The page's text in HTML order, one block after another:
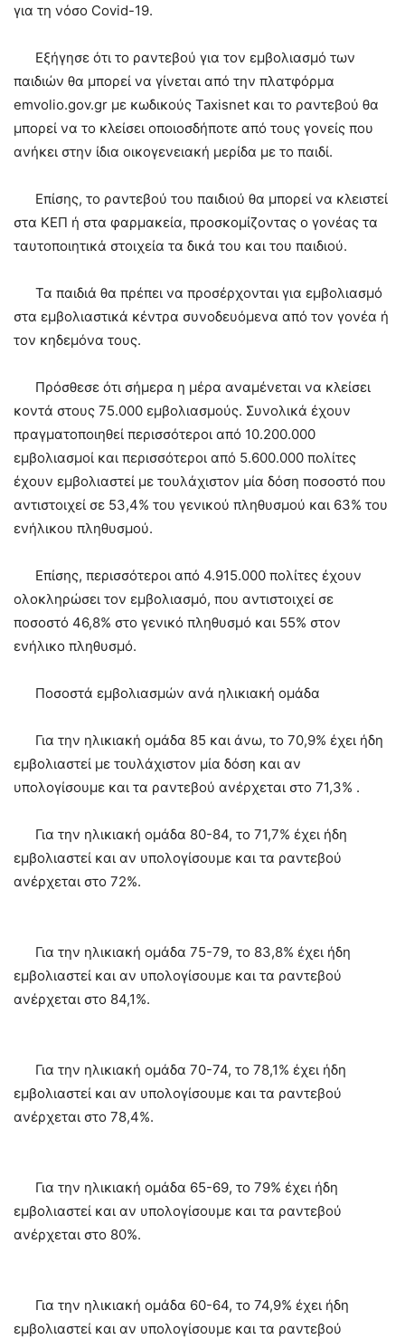
για τη νόσο Covid-19.
Εξήγησε ότι το ραντεβού για τον εμβολιασμό των
παιδιών θα μπορεί να γίνεται από την πλατφόρμα
emvolio.gov.gr με κωδικούς Taxisnet και το ραντεβού θα
μπορεί να το κλείσει οποιοσδήποτε από τους γονείς που
ανήκει στην ίδια οικογενειακή μερίδα με το παιδί.
Επίσης, το ραντεβού του παιδιού θα μπορεί να κλειστεί
στα ΚΕΠ ή στα φαρμακεία, προσκομίζοντας ο γονέας τα
ταυτοποιητικά στοιχεία τα δικά του και του παιδιού.
Τα παιδιά θα πρέπει να προσέρχονται για εμβολιασμό
στα εμβολιαστικά κέντρα συνοδευόμενα από τον γονέα ή
τον κηδεμόνα τους.
Πρόσθεσε ότι σήμερα η μέρα αναμένεται να κλείσει
κοντά στους 75.000 εμβολιασμούς. Συνολικά έχουν
πραγματοποιηθεί περισσότεροι από 10.200.000
εμβολιασμοί και περισσότεροι από 5.600.000 πολίτες
έχουν εμβολιαστεί με τουλάχιστον μία δόση ποσοστό που
αντιστοιχεί σε 53,4% του γενικού πληθυσμού και 63% του
ενήλικου πληθυσμού.
Επίσης, περισσότεροι από 4.915.000 πολίτες έχουν
ολοκληρώσει τον εμβολιασμό, που αντιστοιχεί σε
ποσοστό 46,8% στο γενικό πληθυσμό και 55% στον
ενήλικο πληθυσμό.
Ποσοστά εμβολιασμών ανά ηλικιακή ομάδα
Για την ηλικιακή ομάδα 85 και άνω, το 70,9% έχει ήδη
εμβολιαστεί με τουλάχιστον μία δόση και αν
υπολογίσουμε και τα ραντεβού ανέρχεται στο 71,3% .
Για την ηλικιακή ομάδα 80-84, το 71,7% έχει ήδη
εμβολιαστεί και αν υπολογίσουμε και τα ραντεβού
ανέρχεται στο 72%.
Για την ηλικιακή ομάδα 75-79, το 83,8% έχει ήδη
εμβολιαστεί και αν υπολογίσουμε και τα ραντεβού
ανέρχεται στο 84,1%.
Για την ηλικιακή ομάδα 70-74, το 78,1% έχει ήδη
εμβολιαστεί και αν υπολογίσουμε και τα ραντεβού
ανέρχεται στο 78,4%.
Για την ηλικιακή ομάδα 65-69, το 79% έχει ήδη
εμβολιαστεί και αν υπολογίσουμε και τα ραντεβού
ανέρχεται στο 80%.
Για την ηλικιακή ομάδα 60-64, το 74,9% έχει ήδη
εμβολιαστεί και αν υπολογίσουμε και τα ραντεβού